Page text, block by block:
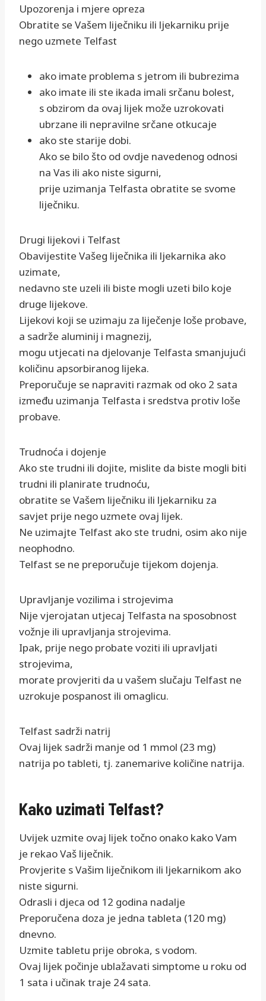
Upozorenja i mjere opreza
Obratite se Vašem liječniku ili ljekarniku prije
nego uzmete Telfast
ako imate problema s jetrom ili bubrezima
ako imate ili ste ikada imali srčanu bolest,
s obzirom da ovaj lijek može uzrokovati
ubrzane ili nepravilne srčane otkucaje
ako ste starije dobi.
Ako se bilo što od ovdje navedenog odnosi
na Vas ili ako niste sigurni,
prije uzimanja Telfasta obratite se svome
liječniku.
Drugi lijekovi i Telfast
Obavijestite Vašeg liječnika ili ljekarnika ako
uzimate,
nedavno ste uzeli ili biste mogli uzeti bilo koje
druge lijekove.
Lijekovi koji se uzimaju za liječenje loše probave,
a sadrže aluminij i magnezij,
mogu utjecati na djelovanje Telfasta smanjujući
količinu apsorbiranog lijeka.
Preporučuje se napraviti razmak od oko 2 sata
između uzimanja Telfasta i sredstva protiv loše
probave.
Trudnoća i dojenje
Ako ste trudni ili dojite, mislite da biste mogli biti
trudni ili planirate trudnoću,
obratite se Vašem liječniku ili ljekarniku za
savjet prije nego uzmete ovaj lijek.
Ne uzimajte Telfast ako ste trudni, osim ako nije
neophodno.
Telfast se ne preporučuje tijekom dojenja.
Upravljanje vozilima i strojevima
Nije vjerojatan utjecaj Telfasta na sposobnost
vožnje ili upravljanja strojevima.
Ipak, prije nego probate voziti ili upravljati
strojevima,
morate provjeriti da u vašem slučaju Telfast ne
uzrokuje pospanost ili omaglicu.
Telfast sadrži natrij
Ovaj lijek sadrži manje od 1 mmol (23 mg)
natrija po tableti, tj. zanemarive količine natrija.
Kako uzimati Telfast?
Uvijek uzmite ovaj lijek točno onako kako Vam
je rekao Vaš liječnik.
Provjerite s Vašim liječnikom ili ljekarnikom ako
niste sigurni.
Odrasli i djeca od 12 godina nadalje
Preporučena doza je jedna tableta (120 mg)
dnevno.
Uzmite tabletu prije obroka, s vodom.
Ovaj lijek počinje ublažavati simptome u roku od
1 sata i učinak traje 24 sata.